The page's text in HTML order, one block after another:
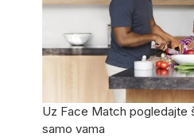
Uz Face Match pogledajte
samo vama